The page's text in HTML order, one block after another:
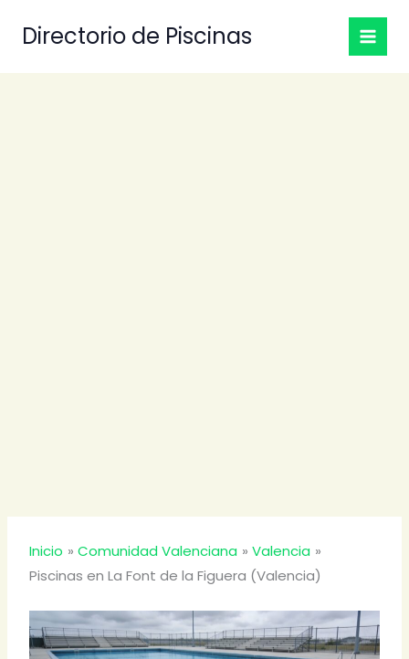
Directorio de Piscinas
Inicio Comunidad Valenciana
Valencia
Piscinas en La Font de la Figuera (Valencia)